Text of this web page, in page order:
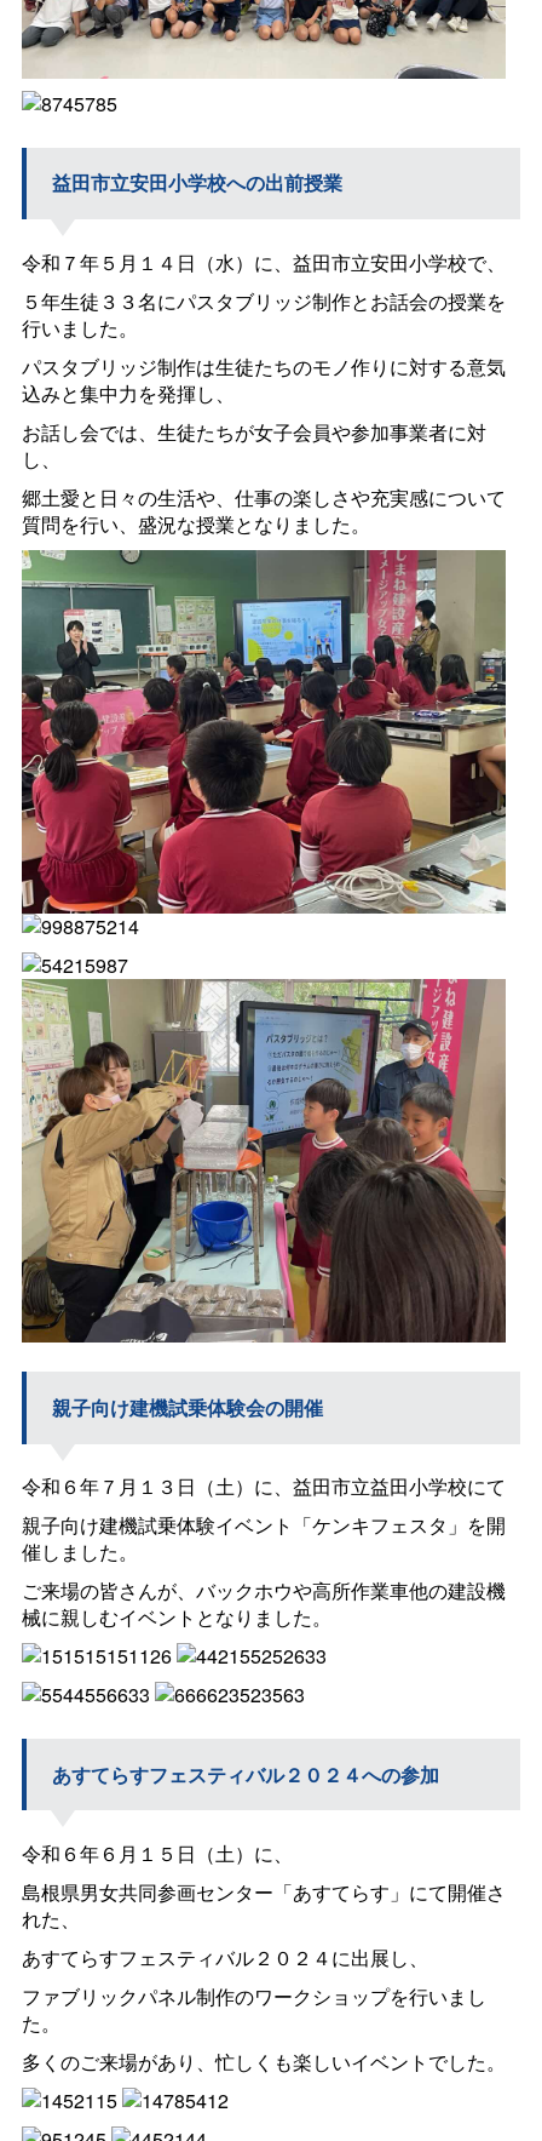
益田市立安田小学校への出前授業
令和７年５月１４日（水）に、益田市立安田小学校で、
５年生徒３３名にパスタブリッジ制作とお話会の授業を
行いました。
パスタブリッジ制作は生徒たちのモノ作りに対する意気
込みと集中力を発揮し、
お話し会では、生徒たちが女子会員や参加事業者に対
し、
郷土愛と日々の生活や、仕事の楽しさや充実感について
質問を行い、盛況な授業となりました。
親子向け建機試乗体験会の開催
令和６年７月１３日（土）に、益田市立益田小学校にて
親子向け建機試乗体験イベント「ケンキフェスタ」を開
催しました。
ご来場の皆さんが、バックホウや高所作業車他の建設機
械に親しむイベントとなりました。
あすてらすフェスティバル２０２４への参加
令和６年６月１５日（土）に、
島根県男女共同参画センター「あすてらす」にて開催さ
れた、
あすてらすフェスティバル２０２４に出展し、
ファブリックパネル制作のワークショップを行いまし
た。
多くのご来場があり、忙しくも楽しいイベントでした。